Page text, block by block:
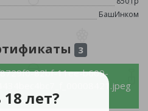
лет?
БашИнком
3
82bf-11ee-b609-